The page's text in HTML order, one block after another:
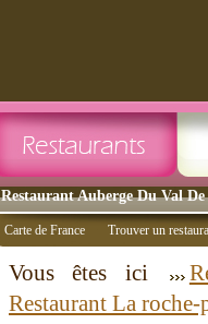
Restaurant Auberge Du Val
Carte de France Trouver un
Vous êtes ici
Restaurant La roche-